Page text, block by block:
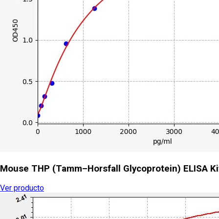
Mouse THP (Tamm–Horsfall Glycoprotein) ELISA
Ver producto